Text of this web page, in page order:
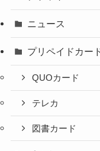
ニュース
プリペイドカー
QUOカード
テレカ
図書カード